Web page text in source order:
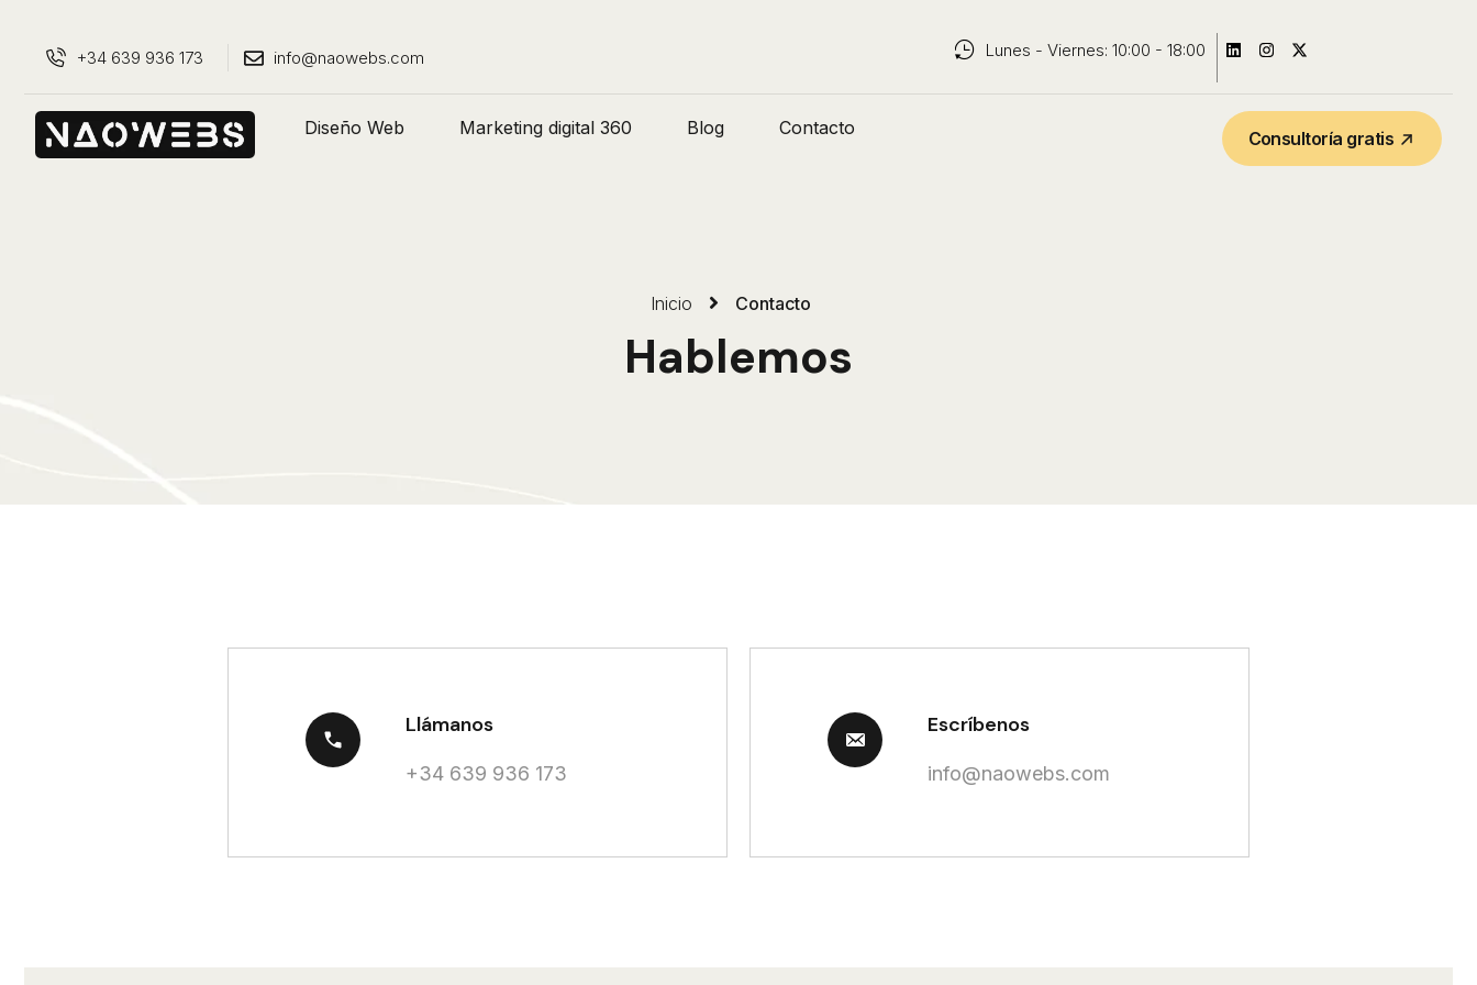
+34 639 936 173 info@naowebs.com Lunes - Viernes: 10:00 - 18:00
Diseño Web Marketing digital 360 Blog Contacto Consultoría gratis
Inicio Contacto
Hablemos
Llámanos
+34 639 936 173
Escríbenos
info@naowebs.com